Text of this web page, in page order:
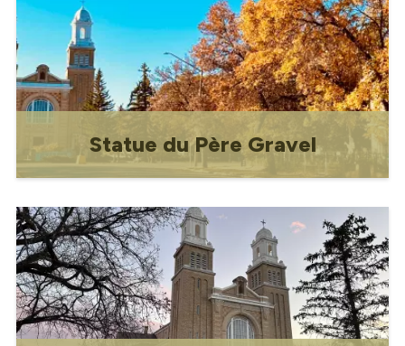
Statue du Père Gravel
au Père Louis-Pierre Gravel.